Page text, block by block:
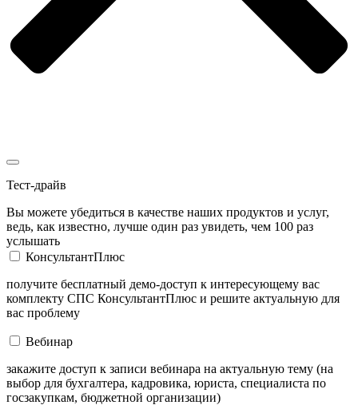
Тест-драйв
Вы можете убедиться в качестве наших продуктов и услуг,
ведь, как известно, лучше один раз увидеть, чем 100 раз
услышать
КонсультантПлюс
получите бесплатный демо-доступ к интересующему вас
комплекту СПС КонсультантПлюс и решите актуальную для
вас проблему
Вебинар
закажите доступ к записи вебинара на актуальную тему (на
выбор для бухгалтера, кадровика, юриста, специалиста по
госзакупкам, бюджетной организации)